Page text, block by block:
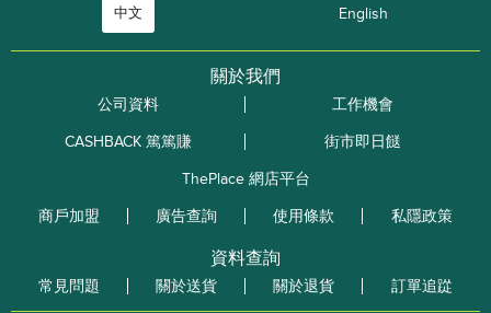
中文 English
關於我們
公司資料
工作機會
CASHBACK 篤篤賺
街市即日餸
ThePlace 網店平台
商戶加盟
廣告查詢 使用條款 私隱政策
資料查詢
常見問題 關於送貨 關於退貨 訂單追踨